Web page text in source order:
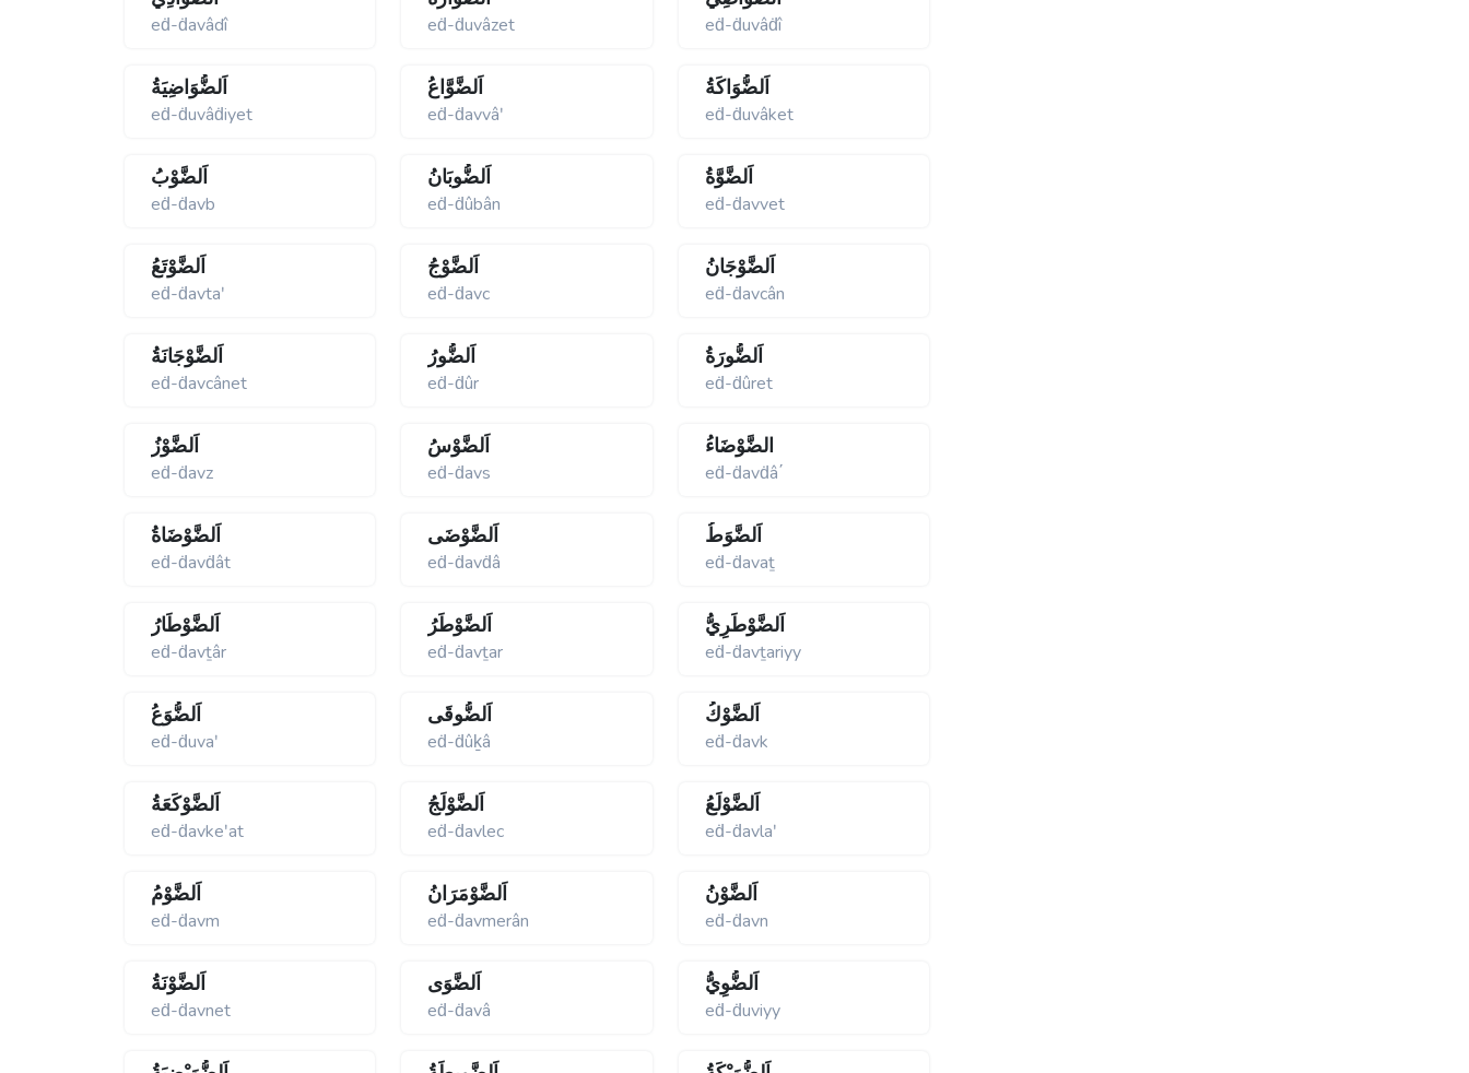
eḋ-ḋavâdî eḋ-ḋuvâzet eḋ-ḋuvâḋî
اَلضُّوَاضِيَةُ
eḋ-ḋuvâḋiyet
اَلضَّوَّاعُ
eḋ-ḋavvâʹ
اَلضُّوَاكَةُ
eḋ-ḋuvâket
اَلضَّوْبُ
eḋ-ḋavb
اَلضُّوبَانُ
eḋ-ḋûbân
اَلضَّوَّةُ
eḋ-ḋavvet
اَلضَّوْتَعُ
eḋ-ḋavtaʹ
اَلضَّوْجُ
eḋ-ḋavc
اَلضَّوْجَانُ
eḋ-ḋavcân
اَلضَّوْجَانَةُ
eḋ-ḋavcânet
اَلضُّورُ
eḋ-ḋûr
اَلضُّورَةُ
eḋ-ḋûret
اَلضَّوْزُ
eḋ-ḋavz
اَلضَّوْسُ
eḋ-ḋavs
الضَّوْضَاءُ
eḋ-ḋavḋâ΄
اَلضَّوْضَاةُ
eḋ-ḋavḋât
اَلضَّوْضَى
eḋ-ḋavḋâ
اَلضَّوَطُ
eḋ-ḋavaṯ
اَلضَّوْطَارُ
eḋ-ḋavṯâr
اَلضَّوْطَرُ
eḋ-ḋavṯar
اَلضَّوْطَرِيُّ
eḋ-ḋavṯariyy
اَلضُّوَعُ
eḋ-ḋuvaʹ
اَلضُّوقَى
eḋ-ḋûḵâ
اَلضَّوْكُ
eḋ-ḋavk
اَلضَّوْكَعَةُ
eḋ-ḋavkeʹat
اَلضَّوْلَجُ
eḋ-ḋavlec
اَلضَّوْلَعُ
eḋ-ḋavlaʹ
اَلضَّوْمُ
eḋ-ḋavm
اَلضَّوْمَرَانُ
eḋ-ḋavmerân
اَلضَّوْنُ
eḋ-ḋavn
اَلضَّوْنَةُ
eḋ-ḋavnet
اَلضَّوَى
eḋ-ḋavâ
اَلضُّوِيُّ
eḋ-ḋuviyy